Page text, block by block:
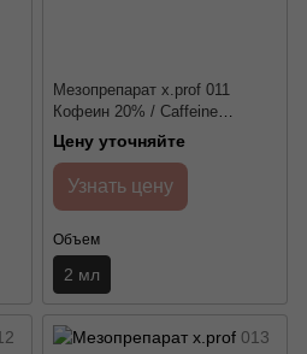
Мезопрепарат x.prof 011
Кофеин 20% / Caffeine
Mesoestetic
Цену уточняйте
Узнать цену
Объем
2 мл